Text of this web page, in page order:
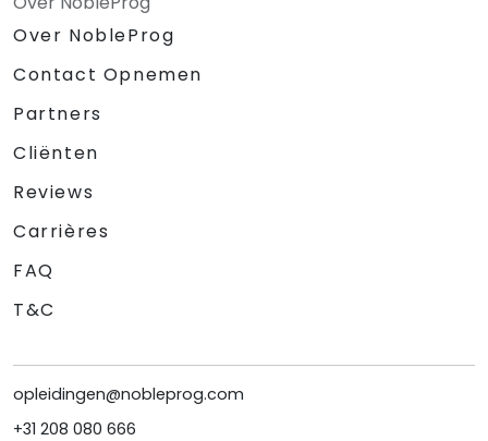
Over NobleProg
Contact Opnemen
Partners
Cliënten
Reviews
Carrières
FAQ
T&C
opleidingen@nobleprog.com
+31 208 080 666